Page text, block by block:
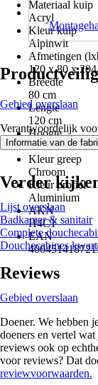
Materiaal kuip
Acryl
Kleur kuip
Alpinwit
Afmetingen
120 x 80 x
Breedte
80 cm
Lengte
120 cm
Hoogte
204 cm
Kleur greep
Chroom
Kleur profiel
Aluminium
AKN
H4C1
EAN
Gebied overslaan
Verantwoordelijk
Informatie van de
Verder
Lijst overslaan
Badkamer & sanitair
Complete
Douchecabines
Reviews
Gebied overslaan
Doener. We hebben
doeners en vertel
reviews ook op
voor reviews? Dat
reviewvoorwaarden.